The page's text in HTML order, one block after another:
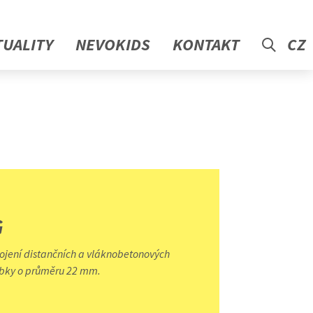
NEVOKIDS KONTAKT CZ
distančních a vláknobetonových
o průměru 22 mm.